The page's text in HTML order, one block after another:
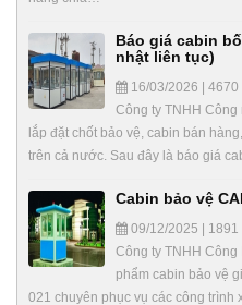
Báo giá cabin
nhật liên tục)
16/03/2026 |
Công ty TNHH
lắp đặt chốt bảo vệ, cabin bán
trên cả nước. Sau đây là báo giá
Cabin bảo vệ
09/12/2025 |
Công ty TNHH
phẩm cabin bảo vệ
021 chuyên phục vụ các công trình